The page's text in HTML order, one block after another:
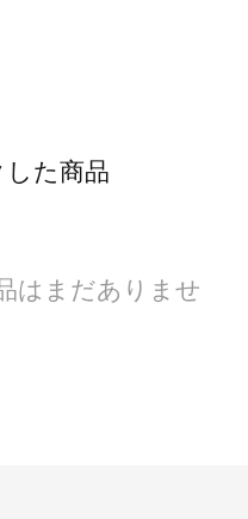
た商品
はまだありませ